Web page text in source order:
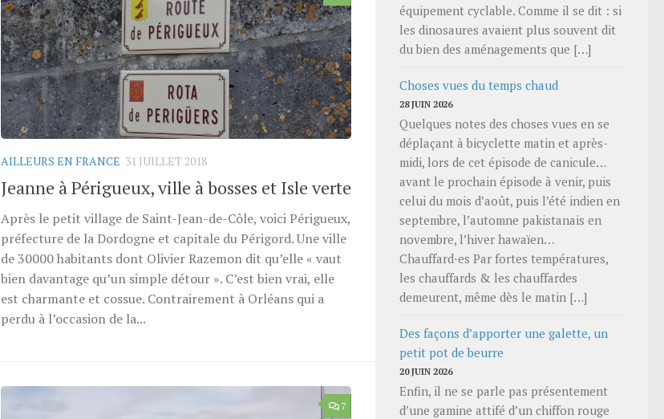
AILLEURS EN FRANCE 31 JUILLET 2018
Jeanne à Périgueux, ville à bosses et Isle verte
Après le petit village de Saint-Jean-de-Côle, voici Périgueux,
préfecture de la Dordogne et capitale du Périgord. Une ville
de 30000 habitants dont Olivier Razemon dit qu’elle « vaut
bien davantage qu’un simple détour ». C’est bien vrai, elle
est charmante et cossue. Contrairement à Orléans qui a
perdu à l’occasion de la...
7
équipement cyclable. Comme il se dit : si
les dinosaures avaient plus souvent dit
du bien des aménagements que […]
Choses vues du temps chaud
28 JUIN 2026
Quelques notes des choses vues en se
déplaçant à bicyclette matin et après-
midi, lors de cet épisode de canicule…
avant le prochain épisode à venir, puis
celui du mois d’août, puis l’été indien en
septembre, l’automne pakistanais en
novembre, l’hiver hawaïen…
Chauffard⋅es Par fortes températures,
les chauffards & les chauffardes
demeurent, même dès le matin […]
Des façons d’apporter une galette, un
petit pot de beurre
20 JUIN 2026
Enfin, il ne se parle pas présentement
d’une gamine attifé d’un chiffon rouge